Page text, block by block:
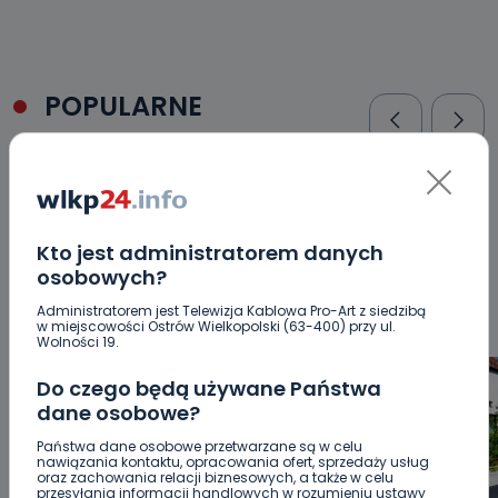
Kto jest administratorem danych
osobowych?
Administratorem jest Telewizja Kablowa Pro-Art z siedzibą
w miejscowości Ostrów Wielkopolski (63-400) przy ul.
Wolności 19.
Do czego będą używane Państwa
dane osobowe?
Państwa dane osobowe przetwarzane są w celu
nawiązania kontaktu, opracowania ofert, sprzedaży usług
oraz zachowania relacji biznesowych, a także w celu
przesyłania informacji handlowych w rozumieniu ustawy
POPULARNE
EDUKACJA
GOSPODARKA I FINANSE
KORONAWIRUS
SYGNALE
OPINIE POLITYKA RELIGIA
SAMORZĄD
ŚRODOWISKO
WASZE INFO
WSZYSTKICH ŚWIĘTYCH